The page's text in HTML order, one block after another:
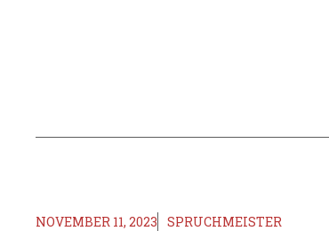
NOVEMBER 11, 2023 SPRUCHMEISTER